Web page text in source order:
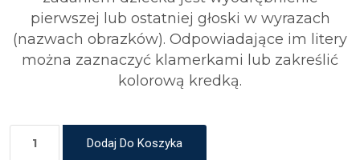
pierwszej lub ostatniej głoski w wyrazach
(nazwach obrazków). Odpowiadające im litery
można zaznaczyć klamerkami lub zakreślić
kolorową kredką.
Dodaj Do Koszyka